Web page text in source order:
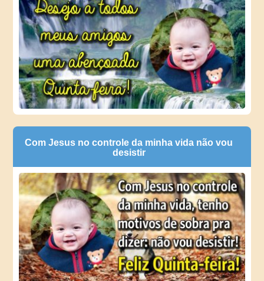
Com Jesus no controle da minha vida não vou
desistir